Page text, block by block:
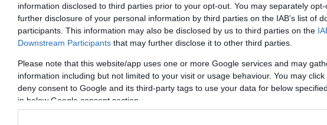
information disclosed to third parties prior to your opt-out. You may separately
further disclosure of your personal information by third parties on the IAB’s list of
participants. This information may also be disclosed by us to third parties on the
Downstream Participants that may further disclose it to other third parties.
Please note that this website/app uses one or more Google services and may
information including but not limited to your visit or usage behaviour. You may
deny consent to Google and its third-party tags to use your data for below
in below Google consent section.